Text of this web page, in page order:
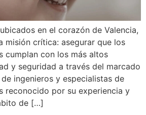
en el corazón de Valencia,
misión crítica: asegurar que los
cumplan con los más altos
y seguridad a través del marcado
ingenieros y especialistas de
reconocido por su experiencia y
de […]